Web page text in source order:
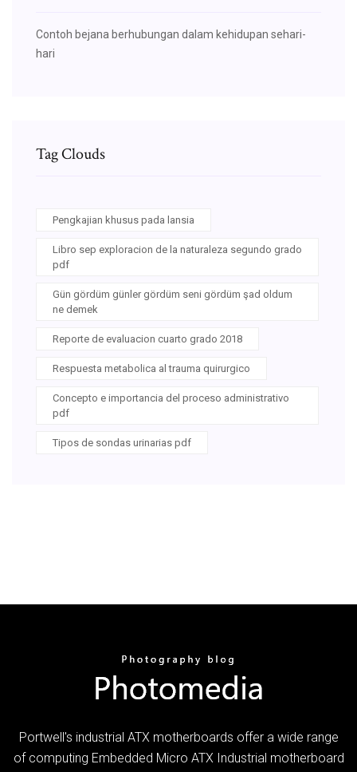
Contoh bejana berhubungan dalam kehidupan sehari-
hari
Tag Clouds
Pengkajian khusus pada lansia
Libro sep exploracion de la naturaleza segundo grado
pdf
Gün gördüm günler gördüm seni gördüm şad oldum
ne demek
Reporte de evaluacion cuarto grado 2018
Respuesta metabolica al trauma quirurgico
Concepto e importancia del proceso administrativo
pdf
Tipos de sondas urinarias pdf
Portwell's industrial ATX motherboards offer a wide range
of computing Embedded Micro ATX Industrial motherboard